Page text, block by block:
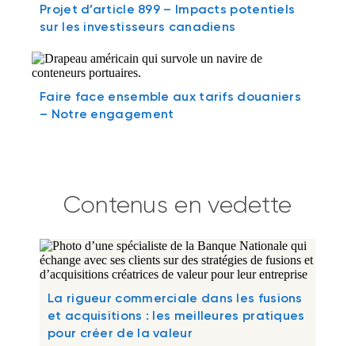
Projet d’article 899 – Impacts potentiels
sur les investisseurs canadiens
Faire face ensemble aux tarifs douaniers
– Notre engagement
Contenus en vedette
La rigueur commerciale dans les fusions
et acquisitions : les meilleures pratiques
pour créer de la valeur